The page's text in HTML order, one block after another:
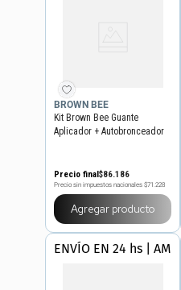
BROWN BEE
Kit Brown Bee Guante
Aplicador + Autobronceador
Precio final$86.186
Precio sin impuestos nacionales $71.228
Agregar producto
ENVÍO EN 24 hs | AMBA